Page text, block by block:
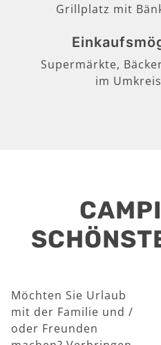
Grillplatz mit
Supermärkte,
im
Möchten Sie Urlaub
mit der Familie und /
oder Freunden
ruhiger, kommunal
geführter
Campingplatz.